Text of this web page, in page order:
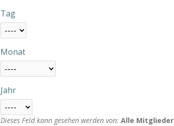
Tag
Monat
Jahr
Dieses Feld kann gesehen werden von: Alle Mitglieder